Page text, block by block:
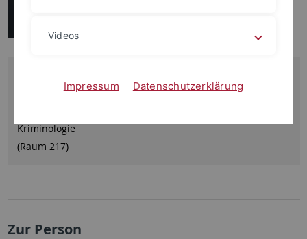
@jura.uni-tuebingen.de
Kriminologie
(Raum 217)
Zur Person
Videos
Impressum Datenschutzerklärung